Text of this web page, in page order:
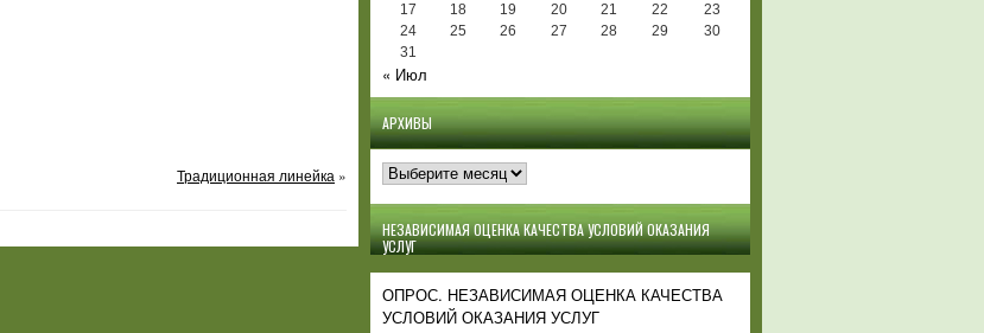
Традиционная линейка »
17
18 19 20 21 22
23
24
25 26 27 28 29
30
31
« Июл
АРХИВЫ
Архивы
НЕЗАВИСИМАЯ ОЦЕНКА КАЧЕСТВА УСЛОВИЙ ОКАЗАНИЯ
УСЛУГ
ОПРОС. НЕЗАВИСИМАЯ ОЦЕНКА КАЧЕСТВА
УСЛОВИЙ ОКАЗАНИЯ УСЛУГ